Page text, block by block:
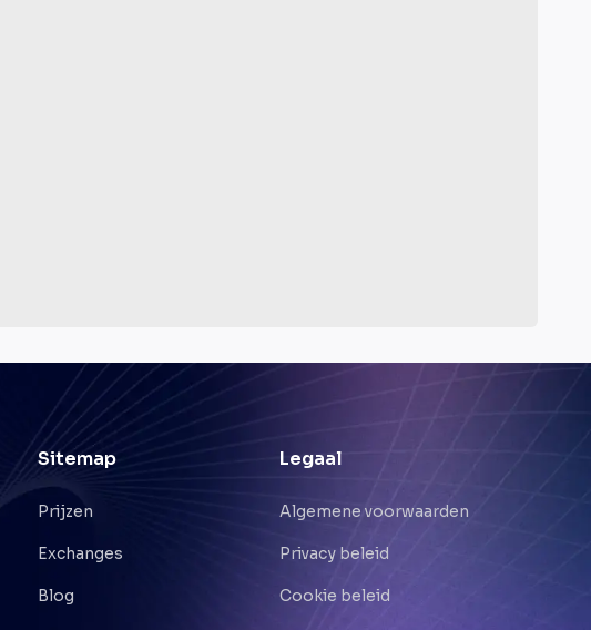
Sitemap
Prijzen
Exchanges
Blog
Legaal
Algemene voorwaarden
Privacy beleid
Cookie beleid